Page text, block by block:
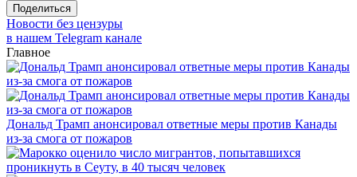
Поделиться
Новости без цензуры
в нашем Telegram канале
Главное
Дональд Трамп анонсировал ответные меры против Канады
из-за смога от пожаров